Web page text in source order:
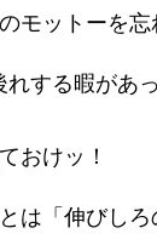
モットーを忘
する暇があ
おけッ！
は「伸びし